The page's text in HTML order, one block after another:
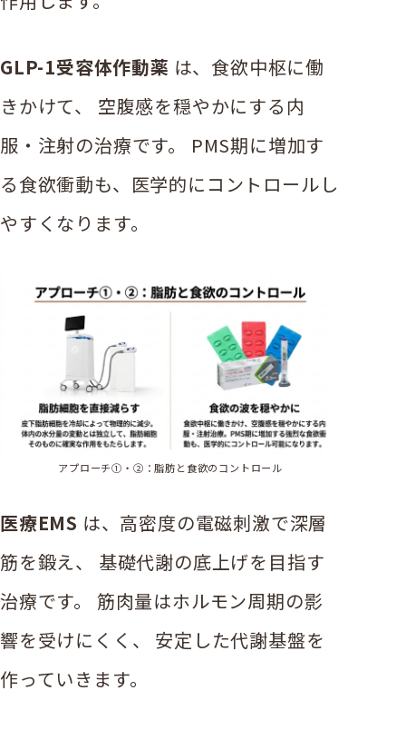
GLP-1受容体作動薬 は、食欲中枢に働
きかけて、 空腹感を穏やかにする内
服・注射の治療です。 PMS期に増加す
る食欲衝動も、医学的にコントロールし
やすくなります。
アプローチ①・②：脂肪と食欲のコントロール
医療EMS は、高密度の電磁刺激で深層
筋を鍛え、 基礎代謝の底上げを目指す
治療です。 筋肉量はホルモン周期の影
響を受けにくく、 安定した代謝基盤を
作っていきます。